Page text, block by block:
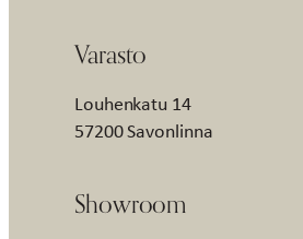
Varasto
Louhenkatu 14
57200 Savonlinna
Showroom